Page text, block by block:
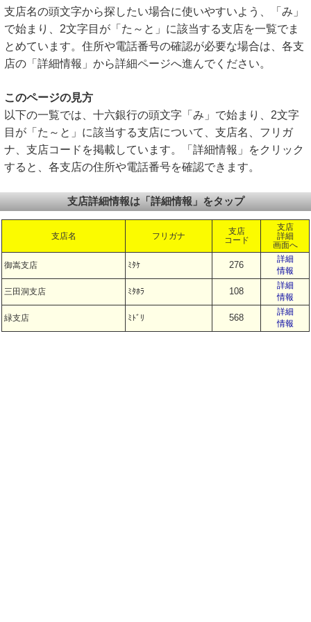
支店名の頭文字から探したい場合に使いやすいよう、「み」
で始まり、2文字目が「た～と」に該当する支店を一覧でま
とめています。住所や電話番号の確認が必要な場合は、各支
店の「詳細情報」から詳細ページへ進んでください。
このページの見方
以下の一覧では、十六銀行の頭文字「み」で始まり、2文字
目が「た～と」に該当する支店について、支店名、フリガ
ナ、支店コードを掲載しています。「詳細情報」をクリック
すると、各支店の住所や電話番号を確認できます。
支店詳細情報は「詳細情報」をタップ
支店名 フリガナ
支店
コード
支店
詳細
画面へ
御嵩支店 ﾐﾀｹ 276
詳細
情報
三田洞支店 ﾐﾀﾎﾗ 108
詳細
情報
緑支店 ﾐﾄﾞﾘ 568
詳細
情報